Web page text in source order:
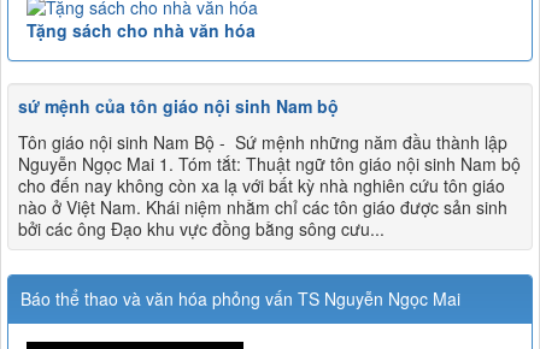
Tặng sách cho nhà văn hóa
sứ mệnh của tôn giáo nội sinh Nam bộ
Tôn giáo nội sinh Nam Bộ - Sứ mệnh những năm đầu thành lập
Nguyễn Ngọc Mai 1. Tóm tắt: Thuật ngữ tôn giáo nội sinh Nam bộ
cho đến nay không còn xa lạ với bất kỳ nhà nghiên cứu tôn giáo
nào ở Việt Nam. Khái niệm nhằm chỉ các tôn giáo được sản sinh
bởi các ông Đạo khu vực đồng bằng sông cưu...
Báo thể thao và văn hóa phỏng vấn TS Nguyễn Ngọc Mai